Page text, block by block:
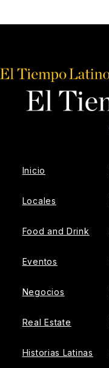
Inicio
Locales
Food and Drink
Eventos
Negocios
Real Estate
Historias Latinas